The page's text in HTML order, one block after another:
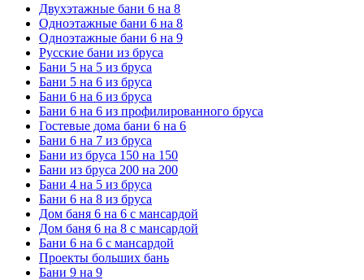
Двухэтажные бани 6 на 8
Одноэтажные бани 6 на 8
Одноэтажные бани 6 на 9
Русские бани из бруса
Бани 5 на 5 из бруса
Бани 5 на 6 из бруса
Бани 6 на 6 из бруса
Бани 6 на 6 из профилированного бруса
Гостевые дома бани 6 на 6
Бани 6 на 7 из бруса
Бани из бруса 150 на 150
Бани из бруса 200 на 200
Бани 4 на 5 из бруса
Бани 6 на 8 из бруса
Дом баня 6 на 6 с мансардой
Дом баня 6 на 8 с мансардой
Бани 6 на 6 с мансардой
Проекты больших бань
Бани 9 на 9